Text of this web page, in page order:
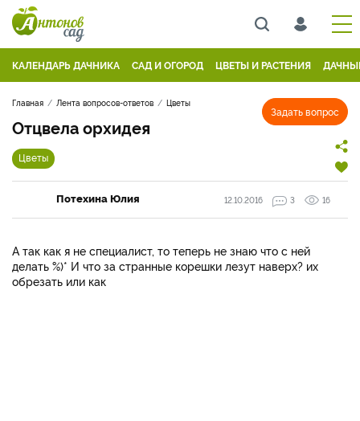
КАЛЕНДАРЬ ДАЧНИКА САД И ОГОРОД ЦВЕТЫ И РАСТЕНИЯ
Задать вопрос
Главная Лента вопросов-ответов Цветы
Отцвела орхидея
Цветы
Потехина Юлия 12.10.2016 3 16
А так как я не специалист, то теперь не знаю что с ней
делать %)* И что за странные корешки лезут наверх? их
обрезать или как